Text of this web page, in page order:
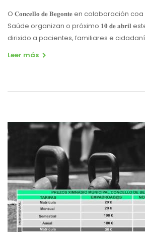
O 𝐂𝐨𝐧𝐜𝐞𝐥𝐥𝐨 𝐝𝐞 𝐁𝐞𝐠𝐨𝐧𝐭𝐞 en colaboración
Saúde organizan o próximo 𝟏𝟎 𝐝𝐞 𝐚𝐛𝐫𝐢𝐥
dirixido a pacientes, familiares e
Leer más